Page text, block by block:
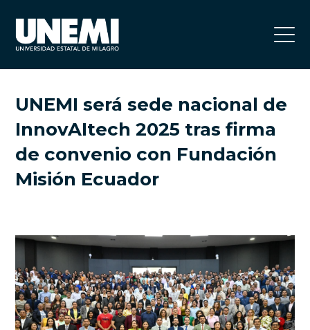
UNEMI será sede nacional de
InnovAItech 2025 tras firma
de convenio con Fundación
Misión Ecuador